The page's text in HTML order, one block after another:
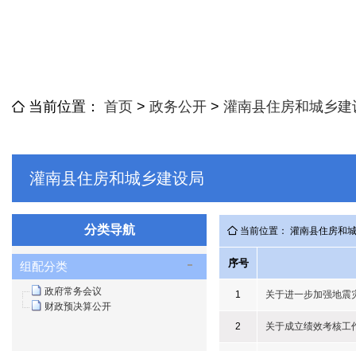
当前位置： 首页 > 政务公开 > 灌南县住房和城乡建
灌南县住房和城乡建设局
分类导航
组配分类
政府常务会议
财政预决算公开
当前位置： 灌南县住房和
序号
1 关于进一步加强地震
2 关于成立绩效考核工